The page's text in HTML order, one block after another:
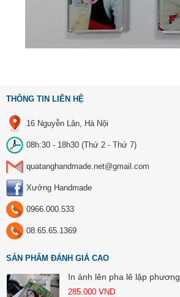
THÔNG TIN LIÊN HỆ
16 Nguyễn Lân, Hà Nội
08h:30 - 18h30 (Thứ 2 - Thứ 7)
quatanghandmade.net@gmail.com
Xưởng Handmade
0966.000.533
08.65.65.1369
SẢN PHẨM ĐÁNH GIÁ CAO
In ảnh lên pha lê lập phương
285.000 VND